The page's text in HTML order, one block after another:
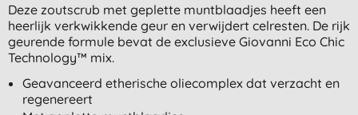
Deze zoutscrub met geplette muntblaadjes heeft een
heerlijk verkwikkende geur en verwijdert celresten. De rijk
geurende formule bevat de exclusieve Giovanni Eco Chic
Technology™ mix.
Geavanceerd etherische oliecomplex dat verzacht en
regenereert